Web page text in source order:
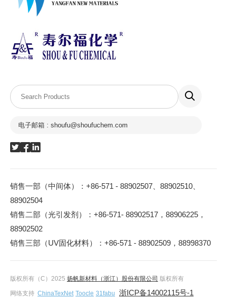
电子邮箱 : shoufu@shoufuchem.com
销售一部（中间体）：+86-571 - 88902507、88902510、
88902504
销售二部（光引发剂）：+86-571- 88902517，88906225，
88902502
销售三部（UV固化材料）：+86-571 - 88902509，88998370
版权所有（C）2025 扬帆新材料（浙江）股份有限公司 版权所有
网络支持 ChinaTexNet Toocle 31fabu 浙ICP备14002115号-1